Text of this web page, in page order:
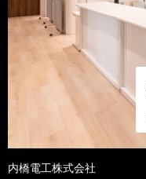
内橋電工株式会社